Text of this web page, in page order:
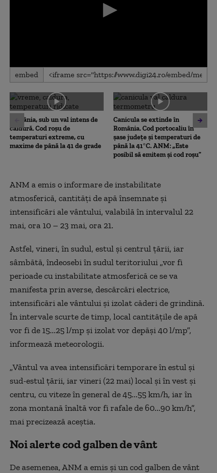
0
seconds
0
seconds
embed
România, sub un val intens de
căldură. Cod roșu de
temperaturi extreme, cu
maxime de până la 41 de grade
Canicula se extinde în
România. Cod portocaliu în
șase județe și temperaturi de
până la 41°C. ANM: „Este
posibil să emitem și cod roșu”
ANM a emis o informare de instabilitate
atmosferică, cantități de apă însemnate și
intensificări ale vântului, valabilă în intervalul 22
mai, ora 10 – 23 mai, ora 21.
Astfel, vineri, în sudul, estul și centrul țării, iar
sâmbătă, îndeosebi în sudul teritoriului „vor fi
perioade cu instabilitate atmosferică ce se va
manifesta prin averse, descărcări electrice,
intensificări ale vântului și izolat căderi de grindină.
În intervale scurte de timp, local cantitățile de apă
vor fi de 15...25 l/mp și izolat vor depăși 40 l/mp”,
informează meteorologii.
„Vântul va avea intensificări temporare în estul și
sud-estul țării, iar vineri (22 mai) local și în vest și
centru, cu viteze în general de 45...55 km/h, iar în
zona montană înaltă vor fi rafale de 60...90 km/h”,
mai precizează aceștia.
Noi alerte cod galben de vânt
De asemenea, ANM a emis și un cod galben de vânt